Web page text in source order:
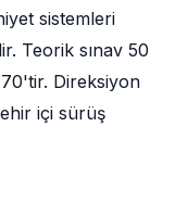
sistemleri
Teorik sınav 50
Direksiyon
içi sürüş